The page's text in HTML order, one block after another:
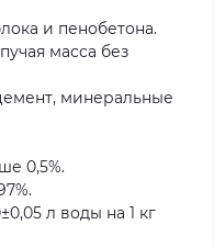
и пенобетона.
масса без
минеральные
0,5%.
л воды на 1 кг